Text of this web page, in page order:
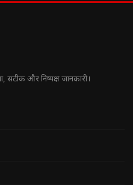
और निष्पक्ष जानकारी।